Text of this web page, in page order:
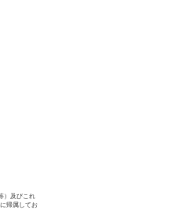
）及びこれ
帰属してお